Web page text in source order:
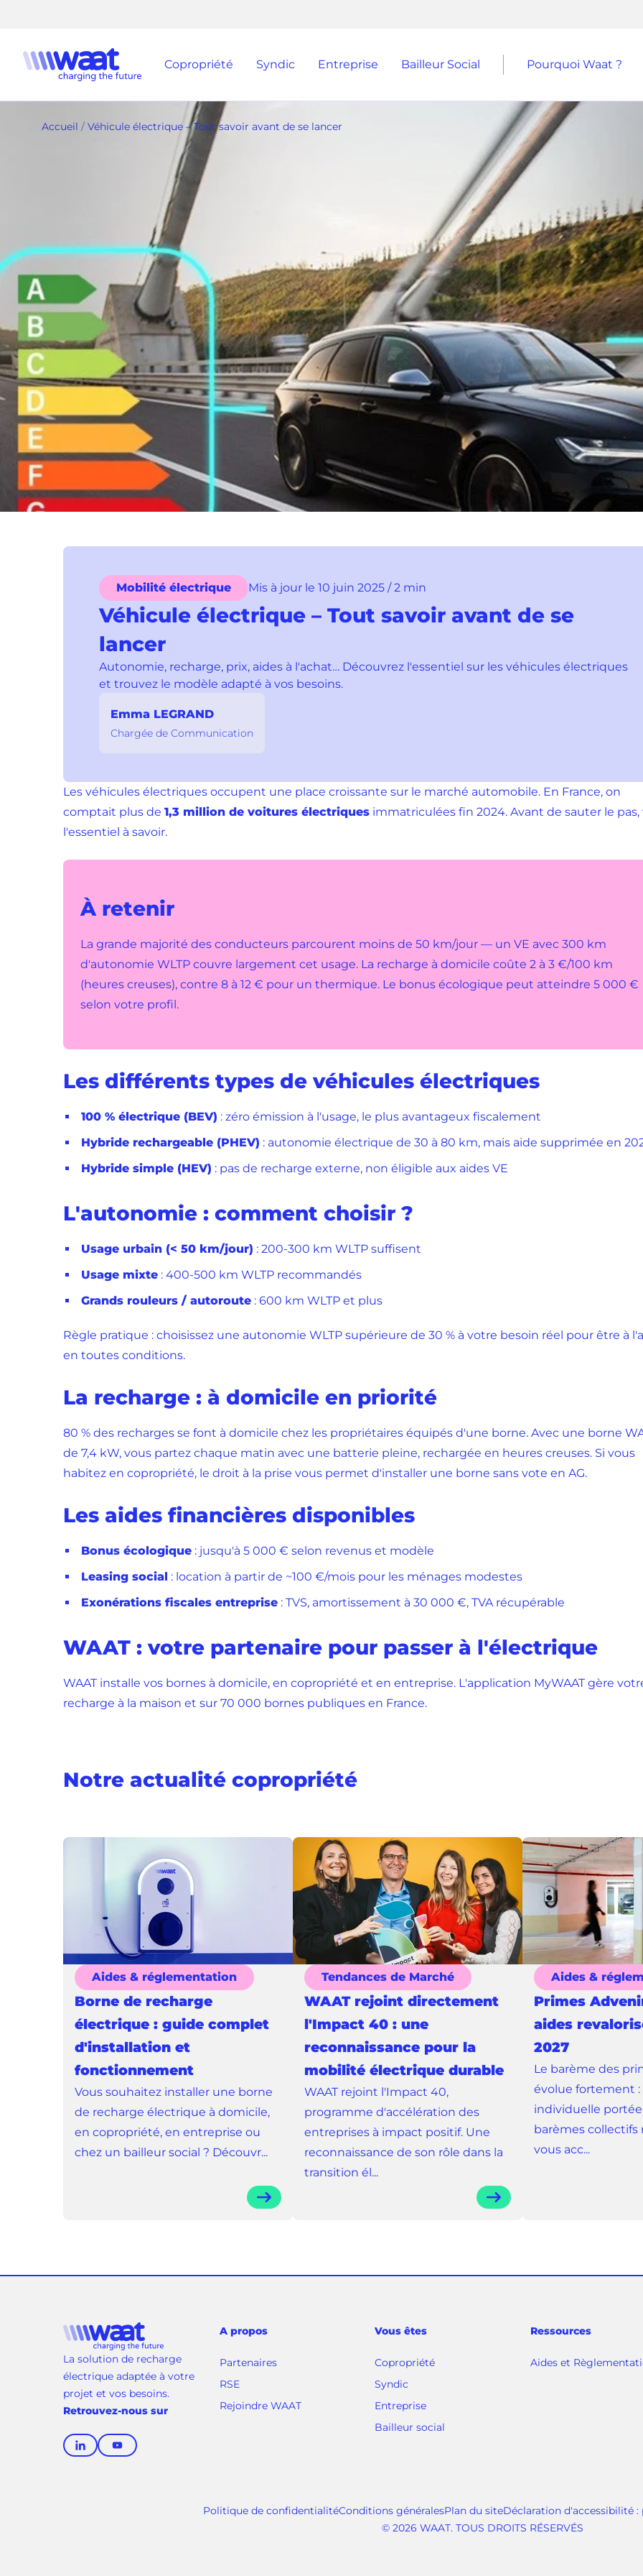
contenu
Waat
Copropriété Syndic Entreprise Bailleur Social Pourquoi Waat ?
Accueil Véhicule électrique – Tout savoir avant de se lancer
Mobilité électrique Mis à jour le 10 juin 2025 / 2 min
Véhicule électrique – Tout savoir avant de se
lancer
Autonomie, recharge, prix, aides à l'achat… Découvrez l'essentiel sur les véhicules électriques
et trouvez le modèle adapté à vos besoins.
Emma LEGRAND
Chargée de Communication
Les véhicules électriques occupent une place croissante sur le marché automobile. En France, on
comptait plus de 1,3 million de voitures électriques immatriculées fin 2024. Avant de sauter le pas,
l'essentiel à savoir.
À retenir
La grande majorité des conducteurs parcourent moins de 50 km/jour — un VE avec 300 km
d'autonomie WLTP couvre largement cet usage. La recharge à domicile coûte 2 à 3 €/100 km
(heures creuses), contre 8 à 12 € pour un thermique. Le bonus écologique peut atteindre 5 000 €
selon votre profil.
Les différents types de véhicules électriques
100 % électrique (BEV) : zéro émission à l'usage, le plus avantageux fiscalement
Hybride rechargeable (PHEV) : autonomie électrique de 30 à 80 km, mais aide supprimée en
Hybride simple (HEV) : pas de recharge externe, non éligible aux aides VE
L'autonomie : comment choisir ?
Usage urbain (< 50 km/jour) : 200-300 km WLTP suffisent
Usage mixte : 400-500 km WLTP recommandés
Grands rouleurs / autoroute : 600 km WLTP et plus
Règle pratique : choisissez une autonomie WLTP supérieure de 30 % à votre besoin réel pour être à
en toutes conditions.
La recharge : à domicile en priorité
80 % des recharges se font à domicile chez les propriétaires équipés d'une borne. Avec une borne
de 7,4 kW, vous partez chaque matin avec une batterie pleine, rechargée en heures creuses. Si vous
habitez en copropriété, le droit à la prise vous permet d'installer une borne sans vote en AG.
Les aides financières disponibles
Bonus écologique : jusqu'à 5 000 € selon revenus et modèle
Leasing social : location à partir de ~100 €/mois pour les ménages modestes
Exonérations fiscales entreprise : TVS, amortissement à 30 000 €, TVA récupérable
WAAT : votre partenaire pour passer à l'électrique
WAAT installe vos bornes à domicile, en copropriété et en entreprise. L'application MyWAAT gère
recharge à la maison et sur 70 000 bornes publiques en France.
Notre actualité copropriété
Aides & réglementation
Borne de recharge
électrique : guide complet
d'installation et
fonctionnement
Vous souhaitez installer une borne
de recharge électrique à domicile,
en copropriété, en entreprise ou
chez un bailleur social ? Découvr...
Tendances de Marché
WAAT rejoint directement
l'Impact 40 : une
reconnaissance pour la
mobilité électrique durable
WAAT rejoint l'Impact 40,
programme d'accélération des
entreprises à impact positif. Une
reconnaissance de son rôle dans la
transition él...
Aides &
Primes
aides
2027
Le barème des
évolue fortement
individuelle
barèmes collectifs
vous acc...
La solution de recharge
électrique adaptée à votre
projet et vos besoins.
Retrouvez-nous sur
(
(
A propos
Partenaires
RSE
Rejoindre WAAT(
d
Vous êtes
Copropriété
Syndic
Entreprise
Bailleur social
Ressources
Aides et
Politique de confidentialitéConditions généralesPlan du siteDéclaration d'accessibilité
© 2026 WAAT. TOUS DROITS RÉSERVÉS